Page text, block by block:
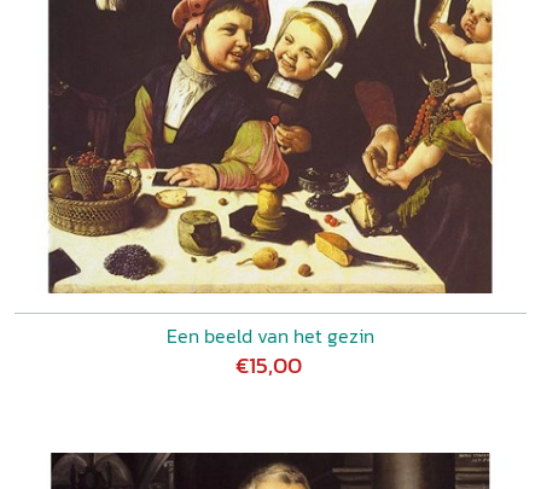
Een beeld van het gezin
€15,00